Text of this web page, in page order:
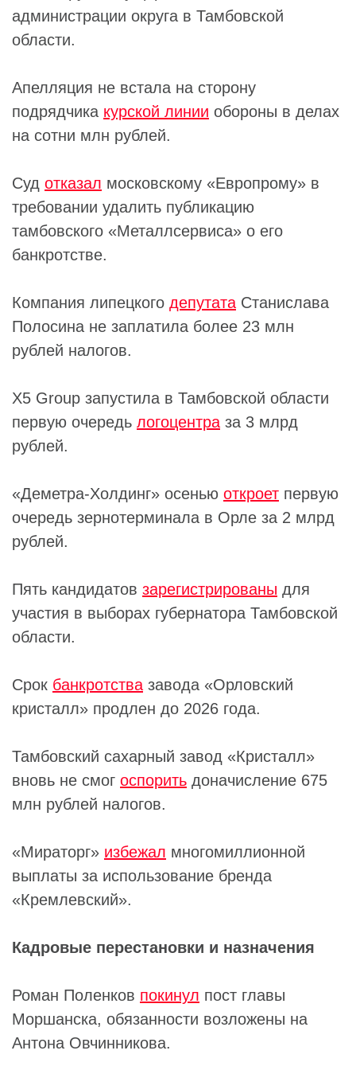
администрации округа в Тамбовской
области.
Апелляция не встала на сторону
подрядчика курской линии обороны в делах
на сотни млн рублей.
Суд отказал московскому «Европрому» в
требовании удалить публикацию
тамбовского «Металлсервиса» о его
банкротстве.
Компания липецкого депутата Станислава
Полосина не заплатила более 23 млн
рублей налогов.
X5 Group запустила в Тамбовской области
первую очередь логоцентра за 3 млрд
рублей.
«Деметра-Холдинг» осенью откроет первую
очередь зернотерминала в Орле за 2 млрд
рублей.
Пять кандидатов зарегистрированы для
участия в выборах губернатора Тамбовской
области.
Срок банкротства завода «Орловский
кристалл» продлен до 2026 года.
Тамбовский сахарный завод «Кристалл»
вновь не смог оспорить доначисление 675
млн рублей налогов.
«Мираторг» избежал многомиллионной
выплаты за использование бренда
«Кремлевский».
Кадровые перестановки и назначения
Роман Поленков покинул пост главы
Моршанска, обязанности возложены на
Антона Овчинникова.